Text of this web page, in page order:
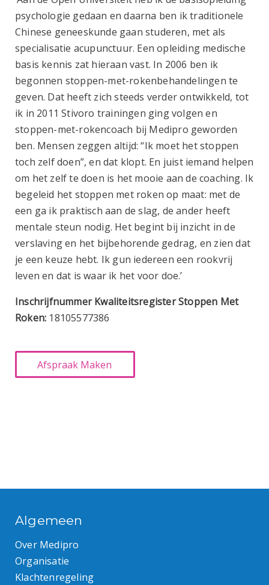
psychologie gedaan en daarna ben ik traditionele
Chinese geneeskunde gaan studeren, met als
specialisatie acupunctuur. Een opleiding medische
basis kennis zat hieraan vast. In 2006 ben ik
begonnen stoppen-met-rokenbehandelingen te
geven. Dat heeft zich steeds verder ontwikkeld, tot
ik in 2011 Stivoro trainingen ging volgen en
stoppen-met-rokencoach bij Medipro geworden
ben. Mensen zeggen altijd: “Ik moet het stoppen
toch zelf doen”, en dat klopt. En juist iemand helpen
om het zelf te doen is het mooie aan de coaching. Ik
begeleid het stoppen met roken op maat: met de
een ga ik praktisch aan de slag, de ander heeft
mentale steun nodig. Het begint bij inzicht in de
verslaving en het bijbehorende gedrag, en zien dat
je een keuze hebt. Ik gun iedereen een rookvrij
leven en dat is waar ik het voor doe.’
Inschrijfnummer Kwaliteitsregister Stoppen Met
Roken: 18105577386
Algemeen
Over Medipro
Organisatie
Klachtenregeling